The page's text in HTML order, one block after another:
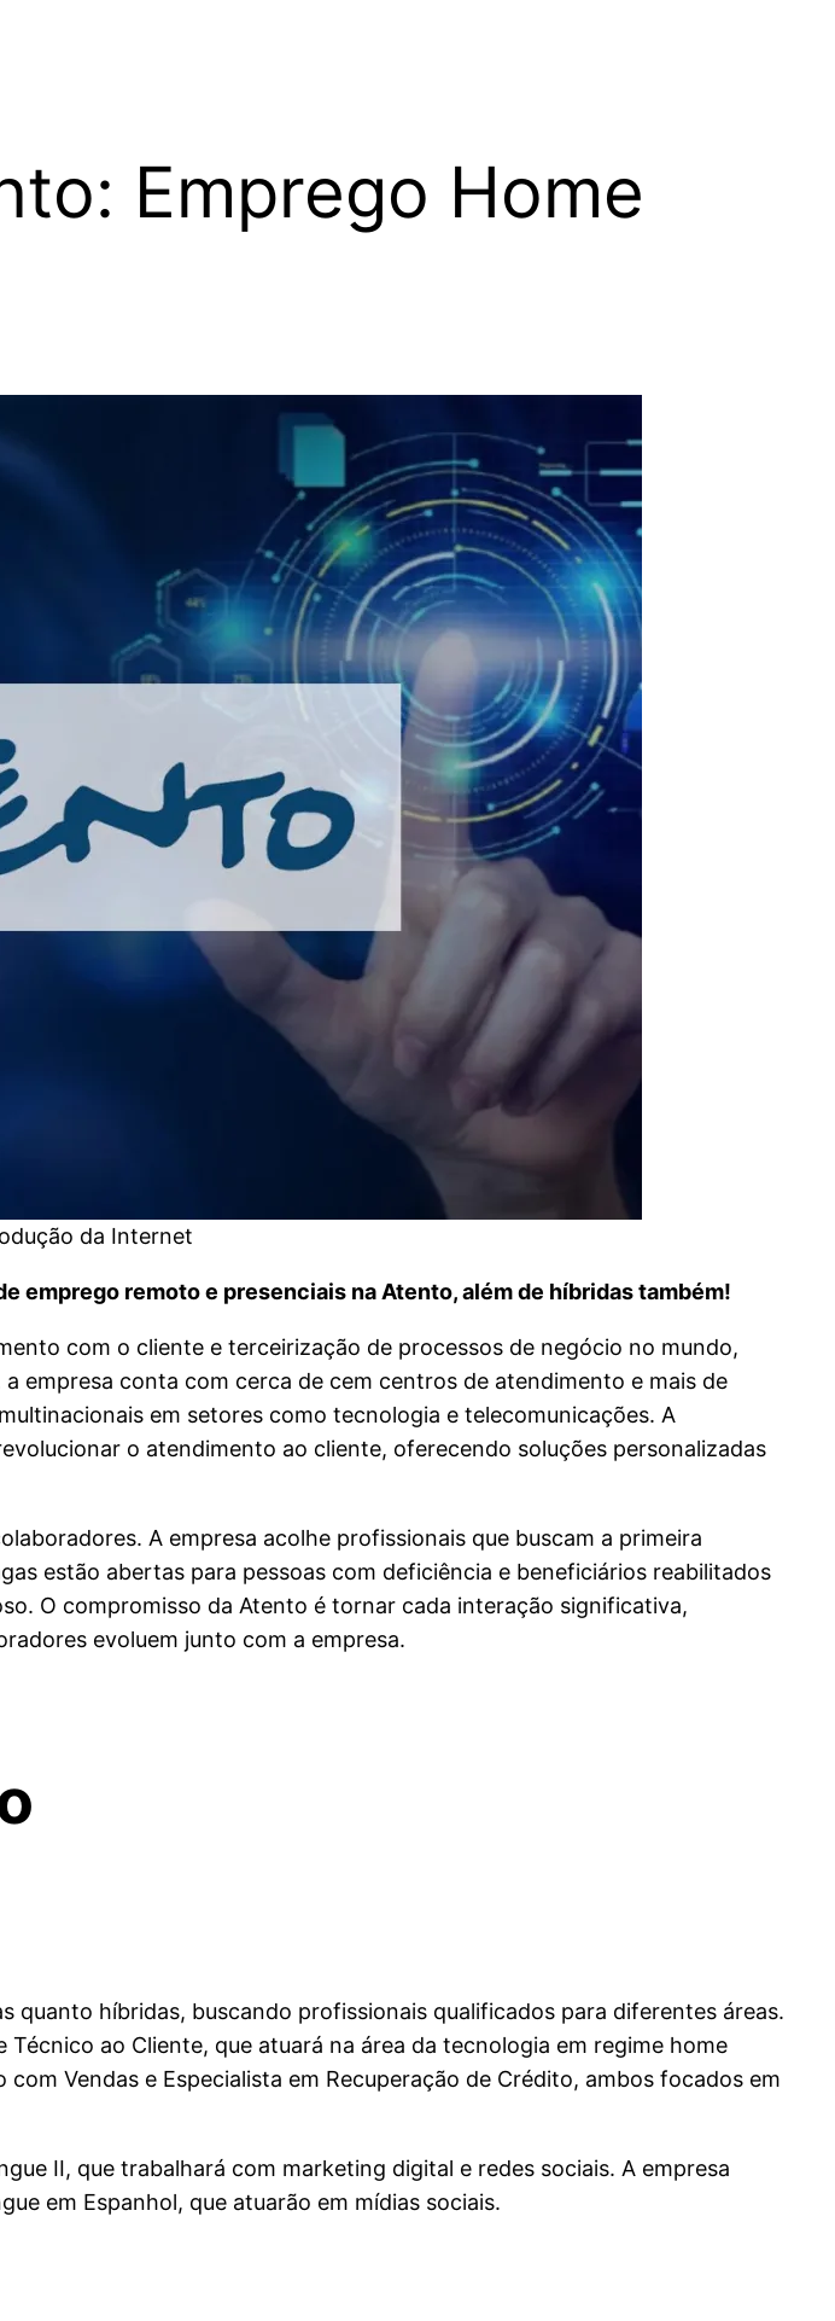
Emprego Home
da Internet
emprego remoto e presenciais na Atento, além de híbridas também!
com o cliente e terceirização de processos de negócio no mundo,
empresa conta com cerca de cem centros de atendimento e mais de
em setores como tecnologia e telecomunicações. A
o atendimento ao cliente, oferecendo soluções personalizadas
A empresa acolhe profissionais que buscam a primeira
estão abertas para pessoas com deficiência e beneficiários reabilitados
O compromisso da Atento é tornar cada interação significativa,
evoluem junto com a empresa.
híbridas, buscando profissionais qualificados para diferentes áreas.
ao Cliente, que atuará na área da tecnologia em regime home
Vendas e Especialista em Recuperação de Crédito, ambos focados em
II, que trabalhará com marketing digital e redes sociais. A empresa
em Espanhol, que atuarão em mídias sociais.